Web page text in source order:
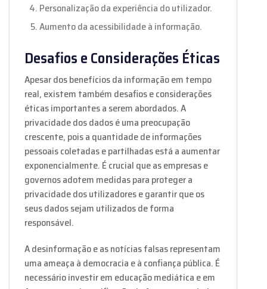
Personalização da experiência do utilizador.
Aumento da acessibilidade à informação.
Desafios e Considerações Éticas
Apesar dos benefícios da informação em tempo
real, existem também desafios e considerações
éticas importantes a serem abordados. A
privacidade dos dados é uma preocupação
crescente, pois a quantidade de informações
pessoais coletadas e partilhadas está a aumentar
exponencialmente. É crucial que as empresas e
governos adotem medidas para proteger a
privacidade dos utilizadores e garantir que os
seus dados sejam utilizados de forma
responsável.
A desinformação e as notícias falsas representam
uma ameaça à democracia e à confiança pública. É
necessário investir em educação mediática e em